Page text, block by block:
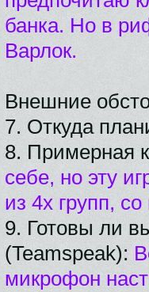
банка. Но в
Варлок.
Внешние
7. Откуда
8. Примерная
себе, но эту
из 4х групп,
9. Готовы ли
(Teamspeak):
микрофон